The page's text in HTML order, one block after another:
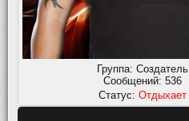
Группа: Создатель
Сообщений: 536
Статус: Отдыхает